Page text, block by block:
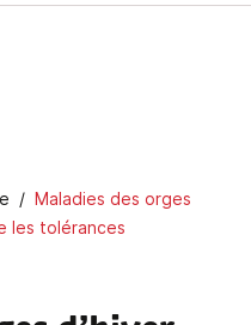
Maladies des orges
les tolérances